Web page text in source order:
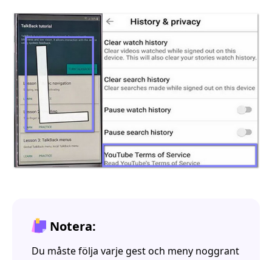
Notera:
Du måste följa varje gest och meny noggrant